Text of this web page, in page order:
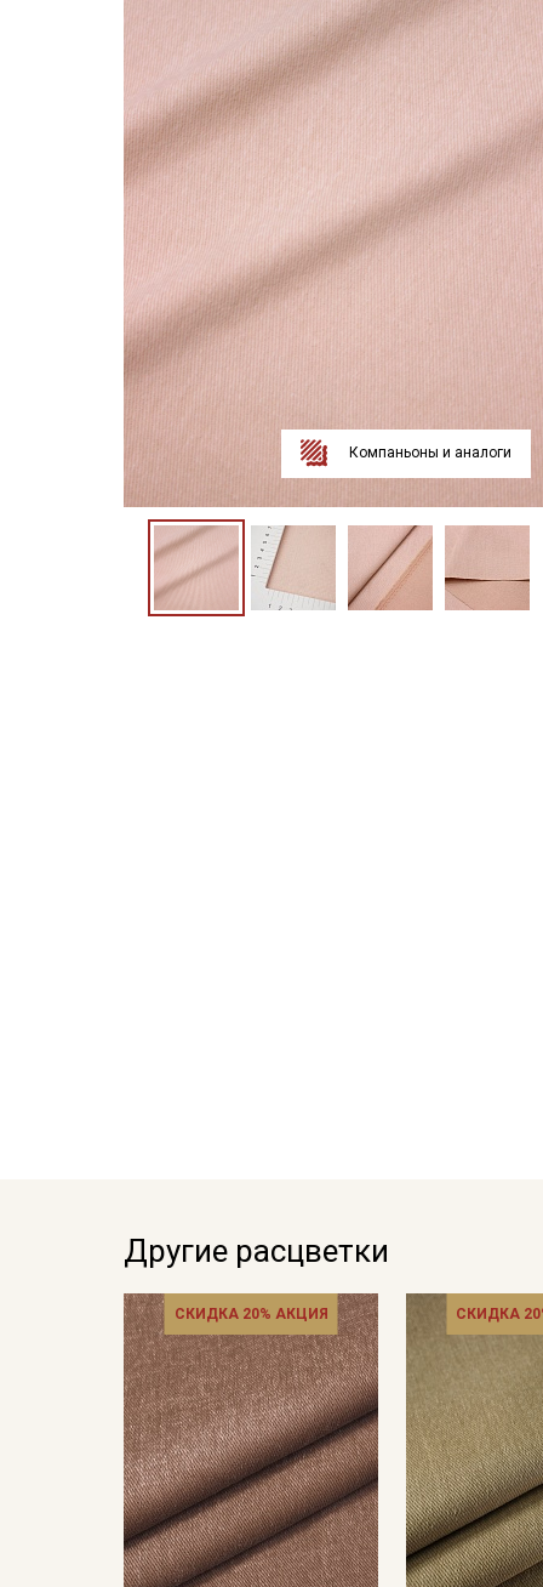
Компаньоны и аналоги
Другие расцветки
СКИДКА 20% АКЦИЯ СКИДКА